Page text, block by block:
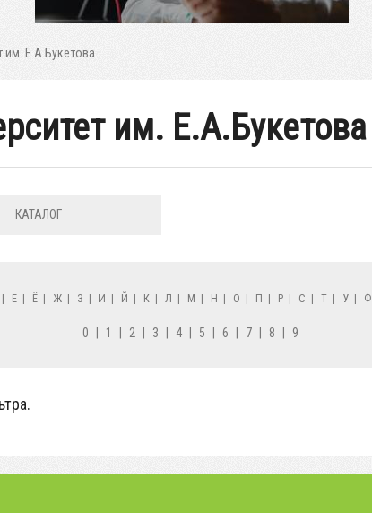
им. Е.А.Букетова
им. Е.А.Букетова
КАТАЛОГ
| Е | Ё | Ж | З | И | Й | К | Л | М | Н | О | П | Р | С | Т | У | Ф
0 1 2 3 4 5 6 7 8 9